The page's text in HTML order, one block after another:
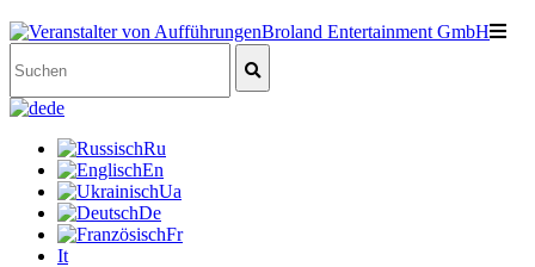
de
Ru
En
Ua
De
Fr
It